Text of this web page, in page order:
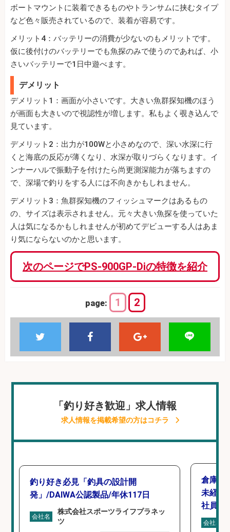
ボートマウントに装着できるものやトランサムに挟むタイプ
など色々販売されているので、装着が容易です。
メリット4：バッテリーの消費が少ないのもメリットです。
仮に後付けのバッテリーでも魚探のみで使うのであれば、小
さいバッテリーで1日中遊べます。
デメリット
デメリット1：画面が小さいです。大きい魚群探知機のほう
が画面も大きいので視認性が増します。私もよく覗き込んで
見ています。
デメリット2：出力が100Wと小さめなので、深い水深に行
くと海底の反応が薄くなり、水深が取りづらくなります。イ
ンナーハルで振動子を付けたら尚更測深能力が落ちますの
で、深場で釣りをする人には不向きかもしれません。
デメリット3：魚群探知機のフィッシュマークはあるもの
の、サイズは表示されません。元々大きい魚探を使っていた
人は気になるかもしれませんが初めてデビューする人はあま
り気にならないのかと思います。
次のページでPS-900GP-Diの特徴を紹介
page: 1 2
「釣り好き歓迎」求人情報
求人情報を掲載希望の方はコチラ
釣り好き必見「釣具の設計開
発」/DAIWA公認製品/年休117日
会社名
株式会社スポーツライフプラネッ
ツ
倉庫で
未経験
社員登
会社名